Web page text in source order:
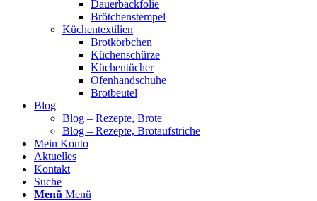
Dauerbackfolie
Brötchenstempel
Küchentextilien
Brotkörbchen
Küchenschürze
Küchentücher
Ofenhandschuhe
Brotbeutel
Blog
Blog – Rezepte, Brote
Blog – Rezepte, Brotaufstriche
Mein Konto
Aktuelles
Kontakt
Suche
Menü Menü